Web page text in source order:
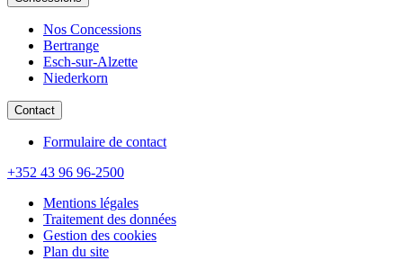
Nos Concessions
Bertrange
Esch-sur-Alzette
Niederkorn
Contact
Formulaire de contact
+352 43 96 96-2500
Mentions légales
Traitement des données
Gestion des cookies
Plan du site